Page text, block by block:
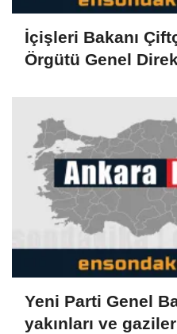
İçişleri Bakanı
Örgütü Genel
Yeni Parti Genel
yakınları ve